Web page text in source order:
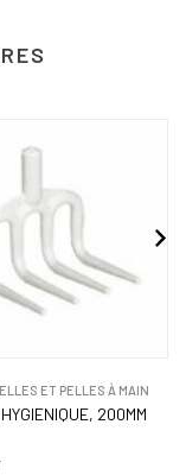
ET PELLES À MAIN
200MM